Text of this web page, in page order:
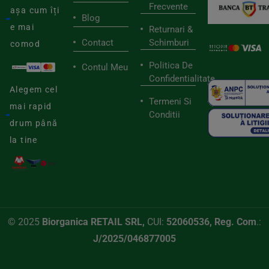
așa cum îți
e mai
comod
Alegem cel
mai rapid
drum până
la tine
Blog
Contact
Contul Meu
Frecvente
Returnari &
Schimburi
Politica De
Confidentialitate
Termeni Si
Conditii
© 2025 Biorganica RETAIL SRL, CUI: 52060536, Reg. Com.:
J/2025/046877005